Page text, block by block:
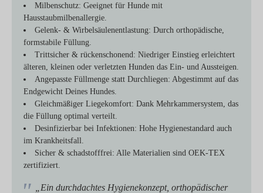
Milbenschutz: Geeignet für Hunde mit
Hausstaubmilbenallergie.
Gelenk- & Wirbelsäulenentlastung: Durch orthopädische,
formstabile Füllung.
Trittsicher & rückenschonend: Niedriger Einstieg erleichtert
älteren, kleinen oder verletzten Hunden das Ein- und Aussteigen.
Angepasste Füllmenge statt Durchliegen: Abgestimmt auf das
Endgewicht Deines Hundes.
Gleichmäßiger Liegekomfort: Dank Mehrkammersystem, das
die Füllung optimal verteilt.
Desinfizierbar bei Infektionen: Hohe Hygienestandard auch
im Krankheitsfall.
Sicher & schadstofffrei: Alle Materialien sind OEK-TEX
zertifiziert.
„Ein durchdachtes Hygienekonzept, orthopädischer